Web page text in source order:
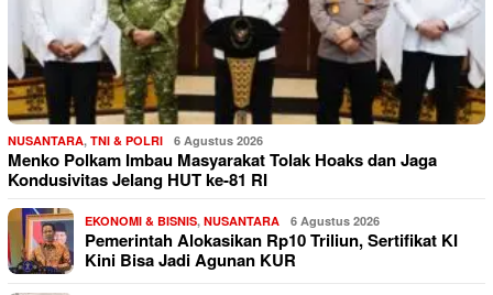
NUSANTARA, TNI & POLRI 6 Agustus 2026
Menko Polkam Imbau Masyarakat Tolak Hoaks dan Jaga
Kondusivitas Jelang HUT ke-81 RI
EKONOMI & BISNIS, NUSANTARA 6 Agustus 2026
Pemerintah Alokasikan Rp10 Triliun, Sertifikat KI
Kini Bisa Jadi Agunan KUR